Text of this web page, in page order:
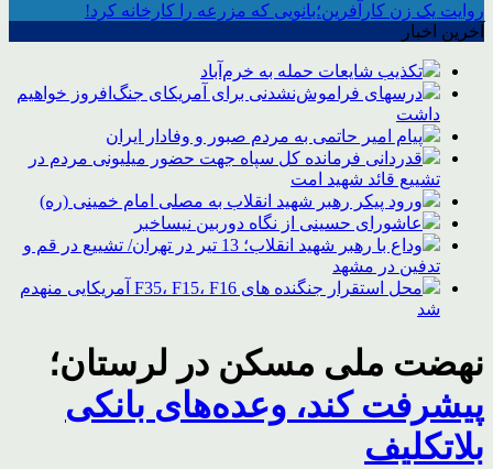
روایت یک زن کارآفرین؛بانویی که مزرعه را کارخانه کرد!
آخرین اخبار
تکذیب شایعات حمله به خرم‌آباد
درسهای فراموش‌نشدنی برای آمریکای جنگ‌افروز خواهیم
داشت
پیام امیر حاتمی به مردم صبور و وفادار ایران
قدردانی فرمانده کل سپاه جهت حضور میلیونی مردم در
تشییع قائد شهید امت
ورود پیکر رهبر شهید انقلاب به مصلی امام خمینی (ره)
عاشورای حسینی از نگاه دوربین نیساخبر
وداع با رهبر شهید انقلاب؛ 13 تیر در تهران/ تشییع در قم و
تدفین در مشهد
محل استقرار جنگنده های F35، F15، F16 آمریکایی منهدم
شد
نهضت ملی مسکن در لرستان؛
پیشرفت کند، وعده‌های بانکی
بلاتکلیف